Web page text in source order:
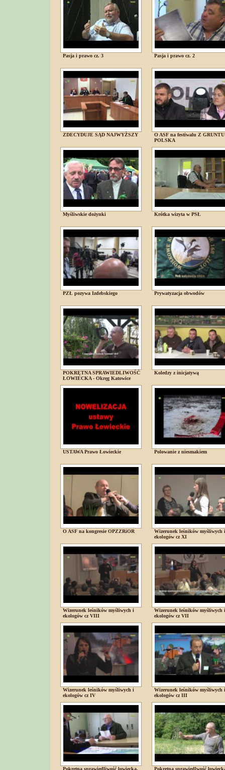
Pasja i prawo cz. 3 Pasja i prawo cz. 2
ZDECYDUJE SĄD NAJWYŻSZY
O ASF na festiwalu Z GRUNTU
POLSKA
Myśliwskie dożynki Krótka wizyta w PSŁ
PZŁ pozywa Izdebskiego Prywatyzacja obwodów
POKRĘTNA SPRAWIEDLIWOŚĆ
ŁOWIECKA - Okręg Katowice
Koledzy z inicjatywą
USTAWA Prawo Łowieckie Polowanie z niesmakiem
O ASF na kongresie OPZZRiOR
Wizerunek leśników myśliwych i
ekologów cz XI
Wizerunek leśników myśliwych i
ekologów cz VIII
Wizerunek leśników myśliwych i
ekologów cz VII
Wizerunek leśników myśliwych i
ekologów cz IV
Wizerunek leśników myśliwych i
ekologów cz III
Pokrętna sprawiedliwość łowiecka,
Pokrętna sprawiedlwość